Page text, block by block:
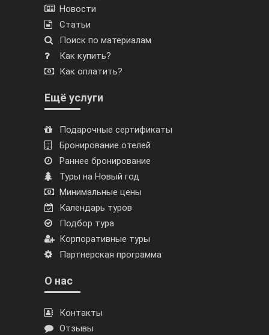
Новости
Статьи
Поиск по материалам
Как купить?
Как оплатить?
Ещё услуги
Подарочные сертификаты
Бронирование отелей
Раннее бронирование
Туры на Новый год
Минимальные цены
Календарь туров
Подбор тура
Корпоративные туры
Партнерская программа
О нас
Контакты
Отзывы